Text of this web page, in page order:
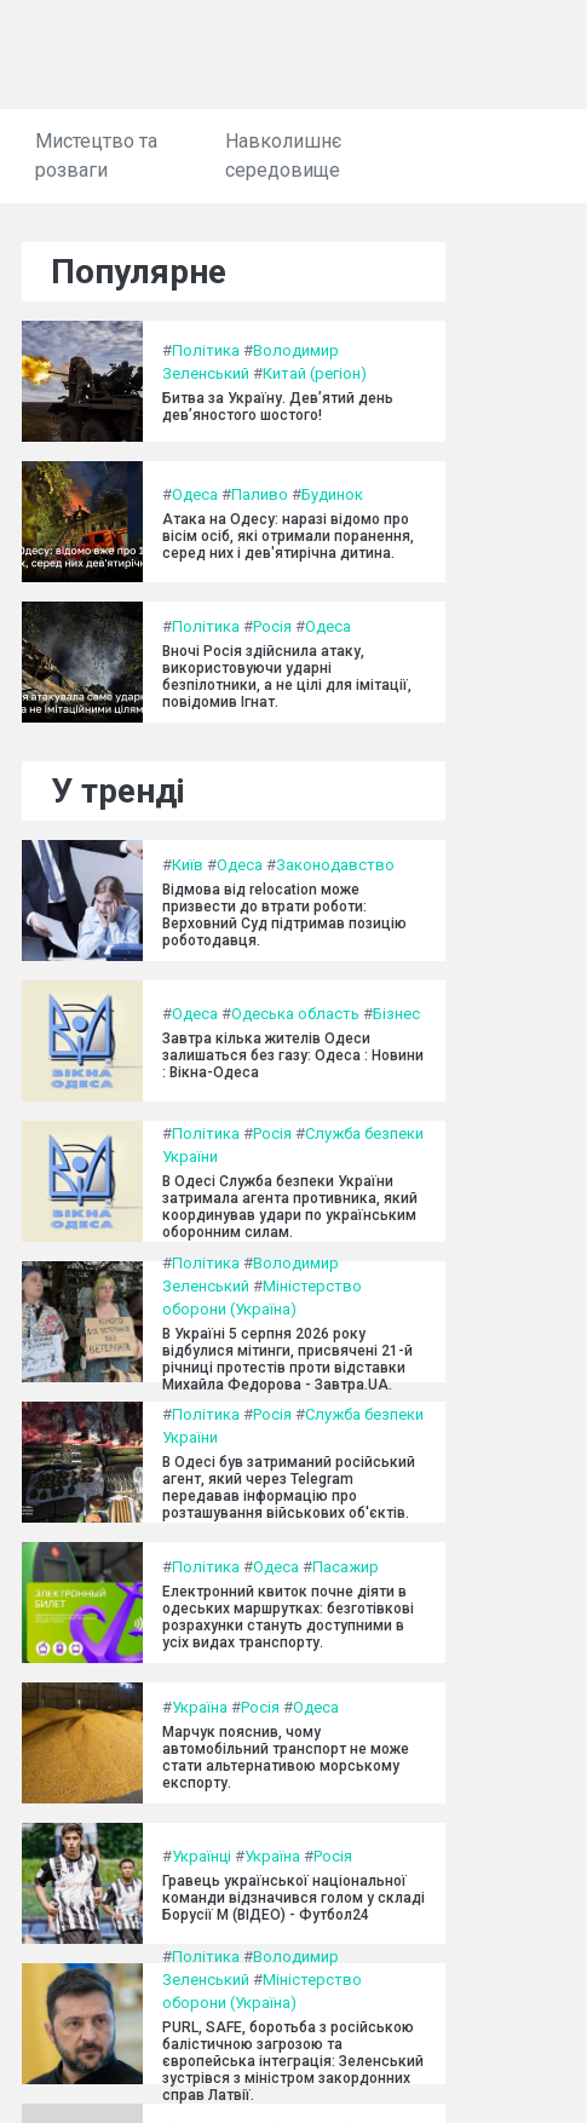
Мистецтво та
розваги
Навколишнє
середовище
Популярне
#Політика #Володимир
Зеленський #Китай (регіон)
Битва за Україну. Дев’ятий день
дев’яностого шостого!
#Одеса #Паливо #Будинок
Атака на Одесу: наразі відомо про
вісім осіб, які отримали поранення,
серед них і дев'ятирічна дитина.
#Політика #Росія #Одеса
Вночі Росія здійснила атаку,
використовуючи ударні
безпілотники, а не цілі для імітації,
повідомив Ігнат.
У тренді
#Київ #Одеса #Законодавство
Відмова від relocation може
призвести до втрати роботи:
Верховний Суд підтримав позицію
роботодавця.
#Одеса #Одеська область #Бізнес
Завтра кілька жителів Одеси
залишаться без газу: Одеса : Новини
: Вікна-Одеса
#Політика #Росія #Служба безпеки
України
В Одесі Служба безпеки України
затримала агента противника, який
координував удари по українським
оборонним силам.
#Політика #Володимир
Зеленський #Міністерство
оборони (Україна)
В Україні 5 серпня 2026 року
відбулися мітинги, присвячені 21-й
річниці протестів проти відставки
Михайла Федорова - Завтра.UA.
#Політика #Росія #Служба безпеки
України
В Одесі був затриманий російський
агент, який через Telegram
передавав інформацію про
розташування військових об'єктів.
#Політика #Одеса #Пасажир
Електронний квиток почне діяти в
одеських маршрутках: безготівкові
розрахунки стануть доступними в
усіх видах транспорту.
#Україна #Росія #Одеса
Марчук пояснив, чому
автомобільний транспорт не може
стати альтернативою морському
експорту.
#Українці #Україна #Росія
Гравець української національної
команди відзначився голом у складі
Борусії М (ВІДЕО) - Футбол24
#Політика #Володимир
Зеленський #Міністерство
оборони (Україна)
PURL, SAFE, боротьба з російською
балістичною загрозою та
європейська інтеграція: Зеленський
зустрівся з міністром закордонних
справ Латвії.